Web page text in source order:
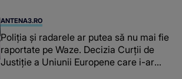
ANTENA3.RO
Poliţia şi radarele ar putea să nu mai fie
raportate pe Waze. Decizia Curţii de
Justiție a Uniunii Europene care i-ar